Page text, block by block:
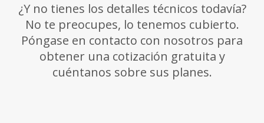
¿Y no tienes los detalles técnicos todavía?
No te preocupes, lo tenemos cubierto.
Póngase en contacto con nosotros para
obtener una cotización gratuita y
cuéntanos sobre sus planes.